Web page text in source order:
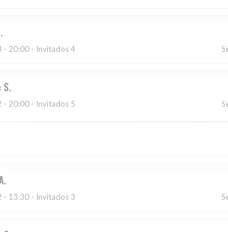
- 20:00 - Invitados 4
S
- 20:00 - Invitados 5
- 13:30 - Invitados 3